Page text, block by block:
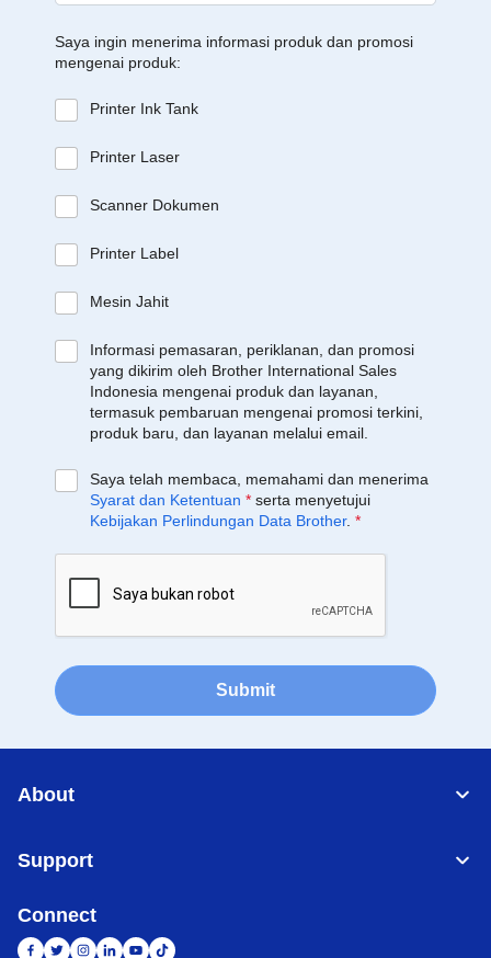
Saya ingin menerima informasi produk dan promosi
mengenai produk:
Printer Ink Tank
Printer Laser
Scanner Dokumen
Printer Label
Mesin Jahit
Informasi pemasaran, periklanan, dan promosi
yang dikirim oleh Brother International Sales
Indonesia mengenai produk dan layanan,
termasuk pembaruan mengenai promosi terkini,
produk baru, dan layanan melalui email.
Saya telah membaca, memahami dan menerima
Syarat dan Ketentuan * serta menyetujui
Kebijakan Perlindungan Data Brother. *
Submit
About
Support
Connect